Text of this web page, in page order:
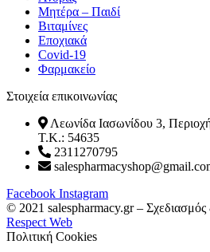
Μητέρα – Παιδί
Βιταμίνες
Εποχιακά
Covid-19
Φαρμακείο
Στοιχεία επικοινωνίας
Λεωνίδα Ιασωνίδου 3,
T.K.: 54635
2311270795
Facebook Instagram
© 2021 salespharmacy.gr – Σχεδιασμός
Respect Web
Πολιτική Cookies